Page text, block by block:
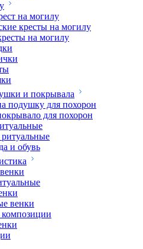
на могилу
кресты на могилу
на могилу
и покрывала
подушку для похорон
для похорон
и обувь
венки